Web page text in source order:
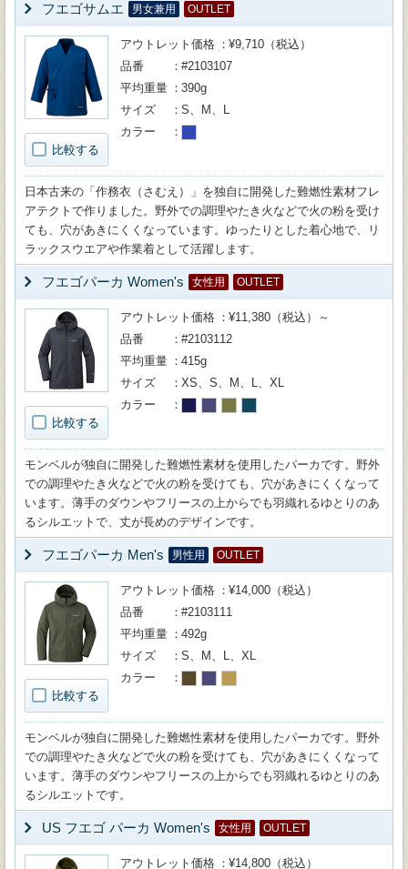
フエゴサムエ 男女兼用 OUTLET
比較する
アウトレット価格
¥9,710（税込）
品番
#2103107
平均重量
390g
サイズ
S、M、L
カラー
日本古来の「作務衣（さむえ）」を独自に開発した難燃性素材フレ
アテクトで作りました。野外での調理やたき火などで火の粉を受け
ても、穴があきにくくなっています。ゆったりとした着心地で、リ
ラックスウエアや作業着として活躍します。
フエゴパーカ Women's 女性用 OUTLET
比較する
アウトレット価格
¥11,380（税込）～
品番
#2103112
平均重量
415g
サイズ
XS、S、M、L、XL
カラー
モンベルが独自に開発した難燃性素材を使用したパーカです。野外
での調理やたき火などで火の粉を受けても、穴があきにくくなって
います。薄手のダウンやフリースの上からでも羽織れるゆとりのあ
るシルエットで、丈が長めのデザインです。
フエゴパーカ Men's 男性用 OUTLET
比較する
アウトレット価格
¥14,000（税込）
品番
#2103111
平均重量
492g
サイズ
S、M、L、XL
カラー
モンベルが独自に開発した難燃性素材を使用したパーカです。野外
での調理やたき火などで火の粉を受けても、穴があきにくくなって
います。薄手のダウンやフリースの上からでも羽織れるゆとりのあ
るシルエットです。
US フエゴ パーカ Women's 女性用 OUTLET
アウトレット価格 ¥14,800（税込）